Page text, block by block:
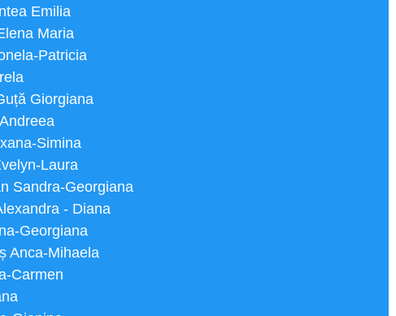
Emilia
Maria
Patricia
Giorgiana
Simina
Laura
Sandra-Georgiana
- Diana
Georgiana
Anca-Mihaela
Carmen